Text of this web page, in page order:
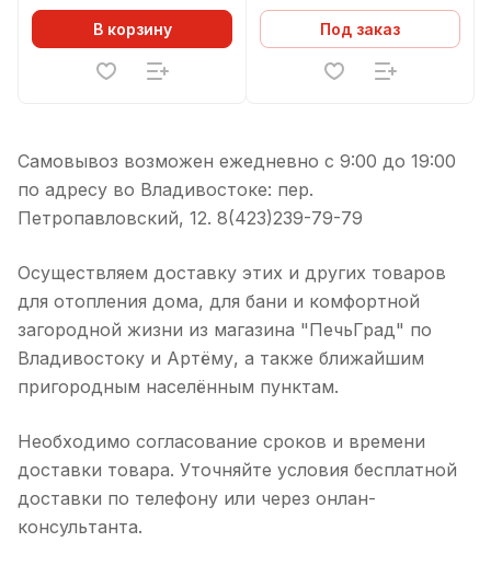
В корзину Под заказ
Самовывоз возможен ежедневно с 9:00 до 19:00
по адресу во Владивостоке: пер.
Петропавловский, 12. 8(423)239-79-79
Осуществляем доставку этих и других товаров
для отопления дома, для бани и комфортной
загородной жизни из магазина "ПечьГрад" по
Владивостоку и Артёму, а также ближайшим
пригородным населённым пунктам.
Необходимо согласование сроков и времени
доставки товара. Уточняйте условия бесплатной
доставки по телефону или через онлан-
консультанта.